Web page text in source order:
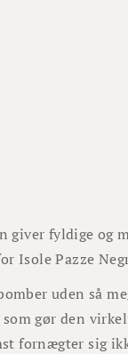
giver fyldige og
Isole Pazze
uden så
gør den
fornægter sig